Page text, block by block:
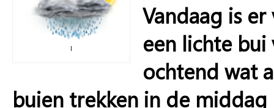
I
Vandaag is
een lichte
ochtend wat
buien trekken in de